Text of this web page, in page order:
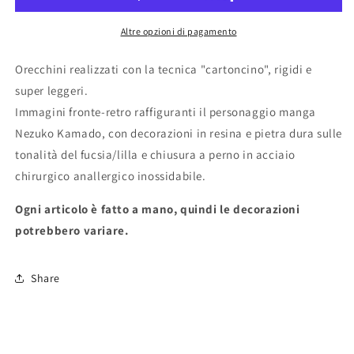
Altre opzioni di pagamento
Orecchini realizzati con la tecnica "cartoncino", rigidi e
super leggeri.
Immagini fronte-retro raffiguranti il personaggio manga
Nezuko Kamado, con decorazioni in resina e pietra dura sulle
tonalità del fucsia/lilla e chiusura a perno in acciaio
chirurgico anallergico inossidabile.
Ogni articolo è fatto a mano, quindi le decorazioni
potrebbero variare.
Share